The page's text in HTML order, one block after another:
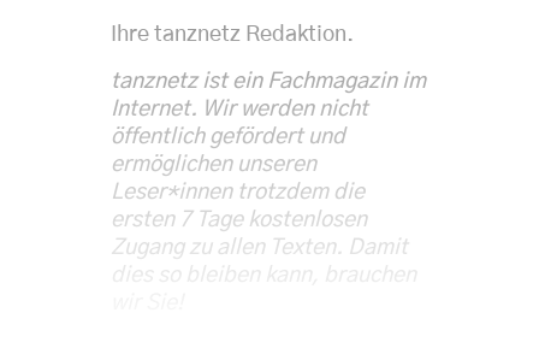
Ihre tanznetz Redaktion.
tanznetz ist ein Fachmagazin im
Internet. Wir werden nicht
öffentlich gefördert und
ermöglichen unseren
Leser*innen trotzdem die
ersten 7 Tage kostenlosen
Zugang zu allen Texten. Damit